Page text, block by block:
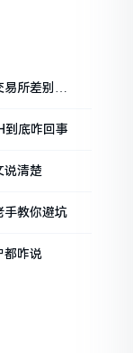
所差别大
到底咋回事
说清楚
教你避坑
都咋说